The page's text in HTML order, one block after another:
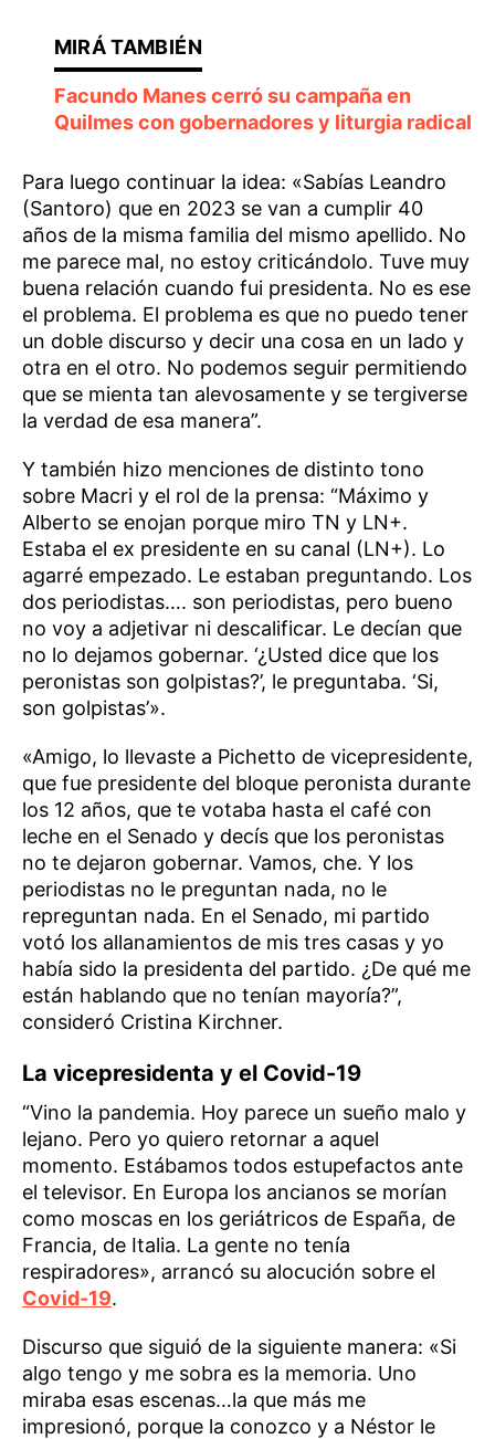
Facundo Manes cerró su campaña en
Quilmes con gobernadores y liturgia radical
Para luego continuar la idea: «Sabías Leandro
(Santoro) que en 2023 se van a cumplir 40
años de la misma familia del mismo apellido. No
me parece mal, no estoy criticándolo. Tuve muy
buena relación cuando fui presidenta. No es ese
el problema. El problema es que no puedo tener
un doble discurso y decir una cosa en un lado y
otra en el otro. No podemos seguir permitiendo
que se mienta tan alevosamente y se tergiverse
la verdad de esa manera”.
Y también hizo menciones de distinto tono
sobre Macri y el rol de la prensa: “Máximo y
Alberto se enojan porque miro TN y LN+.
Estaba el ex presidente en su canal (LN+). Lo
agarré empezado. Le estaban preguntando. Los
dos periodistas…. son periodistas, pero bueno
no voy a adjetivar ni descalificar. Le decían que
no lo dejamos gobernar. ‘¿Usted dice que los
peronistas son golpistas?’, le preguntaba. ‘Si,
son golpistas’».
«Amigo, lo llevaste a Pichetto de vicepresidente,
que fue presidente del bloque peronista durante
los 12 años, que te votaba hasta el café con
leche en el Senado y decís que los peronistas
no te dejaron gobernar. Vamos, che. Y los
periodistas no le preguntan nada, no le
repreguntan nada. En el Senado, mi partido
votó los allanamientos de mis tres casas y yo
había sido la presidenta del partido. ¿De qué me
están hablando que no tenían mayoría?”,
consideró Cristina Kirchner.
La vicepresidenta y el Covid-19
“Vino la pandemia. Hoy parece un sueño malo y
lejano. Pero yo quiero retornar a aquel
momento. Estábamos todos estupefactos ante
el televisor. En Europa los ancianos se morían
como moscas en los geriátricos de España, de
Francia, de Italia. La gente no tenía
respiradores», arrancó su alocución sobre el
Covid-19.
Discurso que siguió de la siguiente manera: «Si
algo tengo y me sobra es la memoria. Uno
miraba esas escenas…la que más me
impresionó, porque la conozco y a Néstor le